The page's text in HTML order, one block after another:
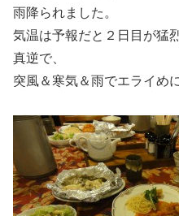
雨降られました。
気温は予報だと２日目が猛
真逆で、
突風＆寒気＆雨でエライめ